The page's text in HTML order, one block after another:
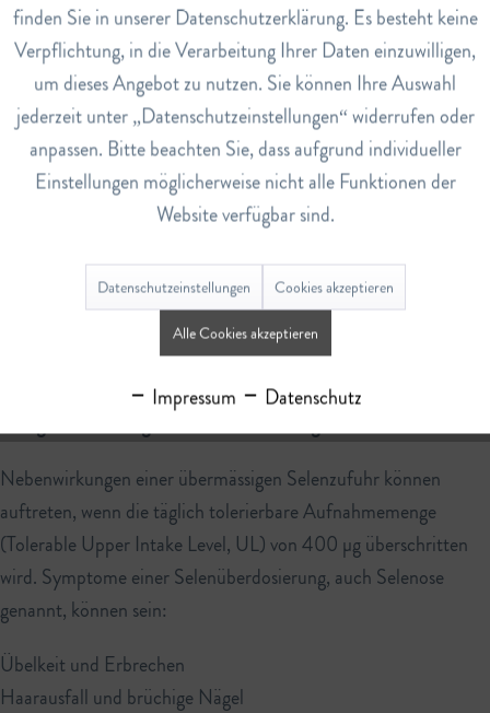
Schilddrüsenhormonproduktion und -regulierung wichtig ist,
kann ein Mangel zu Schilddrüsenproblemen wie einer
verminderten Hormonproduktion (Hypothyreose) führen.
Verminderte Immunfunktion: Ein Mangel an Selen kann das
Immunsystem schwächen und die Anfälligkeit für Infektionen
erhöhen.
Kardiometabolische Probleme: Ein Selenmangel wurde mit
einem erhöhten Risiko für kardiovaskuläre Erkrankungen und
Stoffwechselstörungen in Verbindung gebracht.
Beeinträchtigte Fortpflanzungsfähigkeit: Selen spielt eine
wichtige Rolle bei der Reproduktion, und ein Mangel kann die
Fruchtbarkeit beeinträchtigen.
Nebenwirkungen einer übermässigen Selenzufuhr können
auftreten, wenn die täglich tolerierbare Aufnahmemenge
(Tolerable Upper Intake Level, UL) von 400 µg überschritten
wird. Symptome einer Selenüberdosierung, auch Selenose
genannt, können sein:
Übelkeit und Erbrechen
Haarausfall und brüchige Nägel
finden Sie in unserer Datenschutzerklärung. Es besteht keine
Verpflichtung, in die Verarbeitung Ihrer Daten einzuwilligen,
um dieses Angebot zu nutzen. Sie können Ihre Auswahl
jederzeit unter „Datenschutzeinstellungen“ widerrufen oder
anpassen. Bitte beachten Sie, dass aufgrund individueller
Einstellungen möglicherweise nicht alle Funktionen der
Website verfügbar sind.
Datenschutzeinstellungen Cookies akzeptieren
Alle Cookies akzeptieren
Impressum Datenschutz